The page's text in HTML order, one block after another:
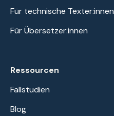
Für technische Texter:innen
Für Übersetzer:innen
Ressourcen
Fallstudien
Blog